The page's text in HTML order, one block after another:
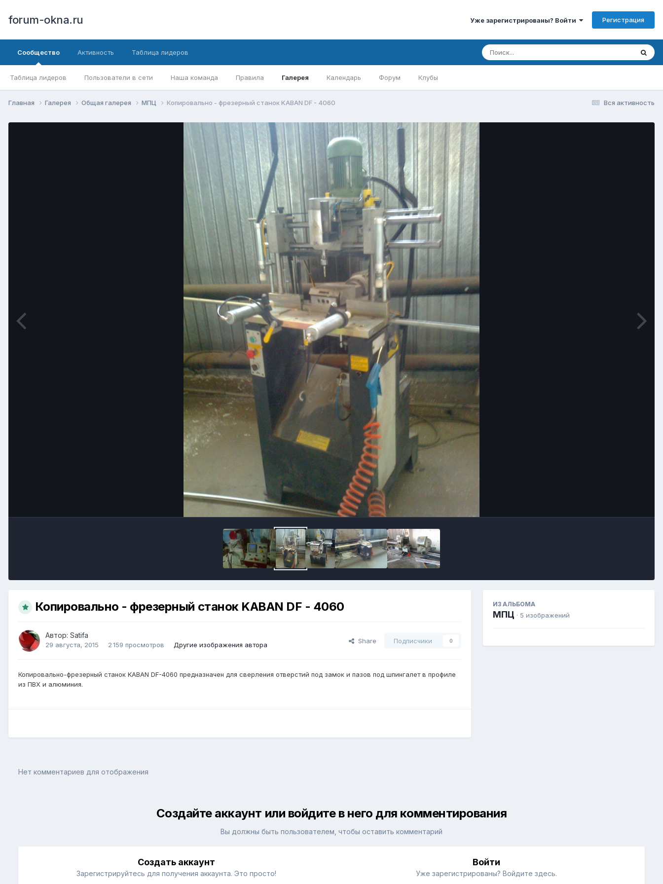
forum-okna.ru Уже зарегистрированы? Войти Регистрация
Сообщество
Таблица лидеров Пользователи в сети Наша команда Правила Галерея Календарь Форум Клубы
Активность Таблица лидеров
Вся активность
Главная Галерея Общая галерея МПЦ Копировально - фрезерный станок KABAN DF - 4060
Копировально - фрезерный станок KABAN DF - 4060
Автор: Satifa
29 августа, 2015 2 159 просмотров Другие изображения автора
Share Подписчики 0
Копировально-фрезерный станок KABAN DF-4060 предназначен для сверления отверстий под замок и пазов под шпингалет в профиле
из ПВХ и алюминия.
ИЗ АЛЬБОМА
МПЦ · 5 изображений
Нет комментариев для отображения
Создайте аккаунт или войдите в него для комментирования
Вы должны быть пользователем, чтобы оставить комментарий
Создать аккаунт
Зарегистрируйтесь для получения аккаунта. Это просто!
Войти
Уже зарегистрированы? Войдите здесь.